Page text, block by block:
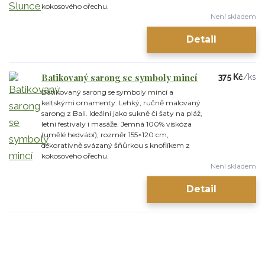
kokosového ořechu.
Není skladem
Detail
Batikovaný sarong se symboly mincí
Batikovaný sarong se symboly mincí a
keltskými ornamenty. Lehký, ručně malovaný
sarong z Bali. Ideální jako sukně či šaty na pláž,
letní festivaly i masáže. Jemná 100% viskóza
(umělé hedvábí), rozměr 155×120 cm,
dekorativně svázaný šňůrkou s knoflíkem z
kokosového ořechu.
375 Kč/ks
Není skladem
Detail